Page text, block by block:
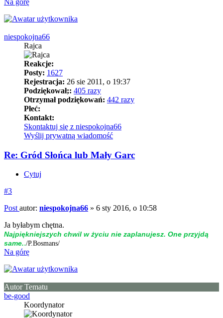
Na górę
niespokojna66
Rajca
Reakcje:
Posty: 1627
Rejestracja: 26 sie 2011, o 19:37
Podziękował;: 405 razy
Otrzymał podziękowań: 442 razy
Płeć:
Kontakt:
Skontaktuj się z niespokojna66
Wyślij prywatną wiadomość
Re: Gród Słońca lub Mały Garc
Cytuj
#3
Post autor: niespokojna66 » 6 sty 2016, o 10:58
Ja byłabym chętna.
Naj­piękniej­szych chwil w życiu nie zap­la­nujesz. One przyjdą
same../P.Bosmans/
Na górę
Autor Tematu
be-good
Koordynator